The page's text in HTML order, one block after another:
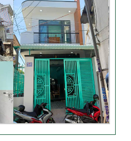
Video đánh giá của khách
hàng anh Hào Quận Gò Vấp-
Xây nhà trọn gói
VIDEO đánh giá của khách
hàng xây nhà trọn gói tại TP
Thủ Đức
Video sửa nhà trọn gói tại